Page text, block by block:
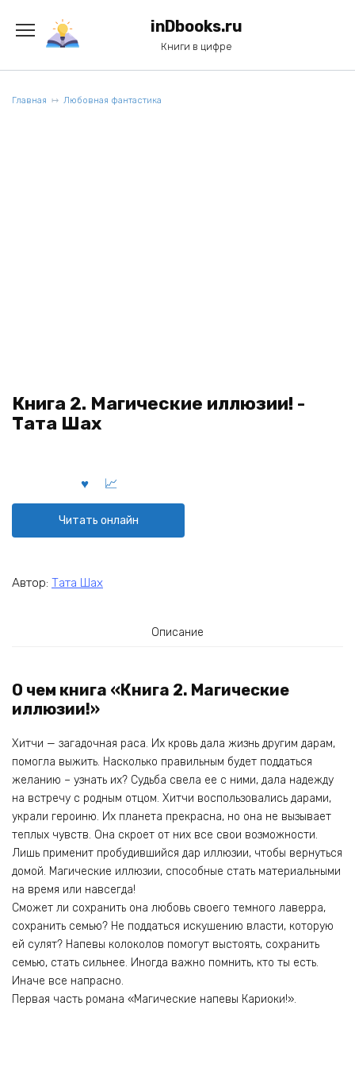
содержанию
inDbooks.ru
Книги в цифре
Главная Любовная фантастика
Книга 2. Магические иллюзии! -
Тата Шах
Читать онлайн
Автор: Тата Шах
Описание
О чем книга «Книга 2. Магические
иллюзии!»
Хитчи — загадочная раса. Их кровь дала жизнь другим дарам,
помогла выжить. Насколько правильным будет поддаться
желанию – узнать их? Судьба свела ее с ними, дала надежду
на встречу с родным отцом. Хитчи воспользовались дарами,
украли героиню. Их планета прекрасна, но она не вызывает
теплых чувств. Она скроет от них все свои возможности.
Лишь применит пробудившийся дар иллюзии, чтобы вернуться
домой. Магические иллюзии, способные стать материальными
на время или навсегда!
Сможет ли сохранить она любовь своего темного лаверра,
сохранить семью? Не поддаться искушению власти, которую
ей сулят? Напевы колоколов помогут выстоять, сохранить
семью, стать сильнее. Иногда важно помнить, кто ты есть.
Иначе все напрасно.
Первая часть романа «Магические напевы Кариоки!».